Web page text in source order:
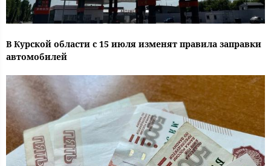
В Курской области с 15 июля изменят правила заправки
автомобилей